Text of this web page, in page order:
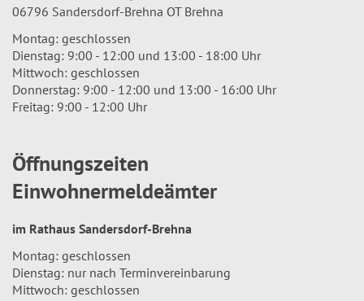
06796 Sandersdorf-Brehna OT Brehna
Montag: geschlossen
Dienstag: 9:00 - 12:00 und 13:00 - 18:00 Uhr
Mittwoch: geschlossen
Donnerstag: 9:00 - 12:00 und 13:00 - 16:00 Uhr
Freitag: 9:00 - 12:00 Uhr
Öffnungszeiten
Einwohnermeldeämter
im Rathaus Sandersdorf-Brehna
Montag: geschlossen
Dienstag: nur nach Terminvereinbarung
Mittwoch: geschlossen